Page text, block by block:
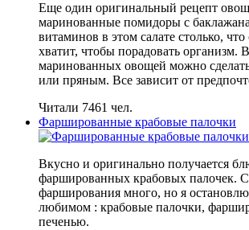
Еще один оригинальный рецепт
маринованные помидоры с
витаминов в этом салате столько,
хватит, чтобы порадовать организм.
маринованных овощей можно
или пряным. Все зависит от
Читали 7461 чел.
Фаршированные крабовые палочки
Вкусно и оригинально получается
фаршированных крабовых палочек.
фарширования много, но я
любимом : крабовые палочки,
печенью.